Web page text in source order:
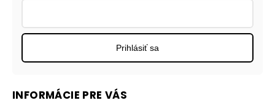
INFORMÁCIE PRE VÁS
Prihlásiť sa